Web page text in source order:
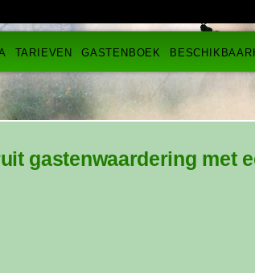
TARIEVEN GASTENBOEK
gastenwaardering met